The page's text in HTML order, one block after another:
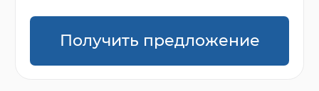
Получить предложение